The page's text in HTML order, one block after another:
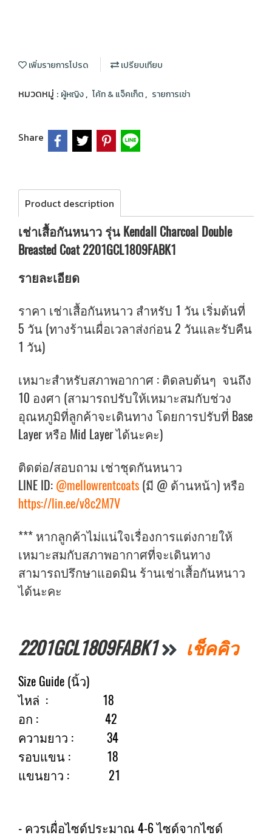
เพิ่มรายการโปรด เปรียบเทียบ
หมวดหมู่ : ผู้หญิง, โค้ท & แจ็คเก็ต, รายการเช่า
Share
Product description
เช่าเสื้อกันหนาว รุ่น Kendall Charcoal Double
Breasted Coat 2201GCL1809FABK1
รายละเอียด
ราคา เช่าเสื้อกันหนาว สำหรับ 1 วัน เริ่มต้นที่
5 วัน (ทางร้านเผื่อเวลาส่งก่อน 2 วันและรับคืน
1 วัน)
เหมาะสำหรับสภาพอากาศ : ติดลบต้นๆ จนถึง
10 องศา (สามารถปรับให้เหมาะสมกับช่วง
อุณหภูมิที่ลูกค้าจะเดินทาง โดยการปรับที่ Base
Layer หรือ Mid Layer ได้นะคะ)
ติดต่อ/สอบถาม เช่าชุดกันหนาว
LINE ID: @mellowrentcoats (มี @ ด้านหน้า) หรือ
https://lin.ee/v8c2M7V
*** หากลูกค้าไม่แน่ใจเรื่องการแต่งกายให้
เหมาะสมกับสภาพอากาศที่จะเดินทาง
สามารถปรึกษาแอดมิน ร้านเช่าเสื้อกันหนาว
ได้นะคะ
2201GCL1809FABK1 เช็คคิว
Size Guide (นิ้ว)
ไหล่ : 18
อก : 42
ความยาว : 34
รอบแขน : 18
แขนยาว : 21
- ควรเผื่อไซด์ประมาณ 4-6 ไซด์จากไซด์